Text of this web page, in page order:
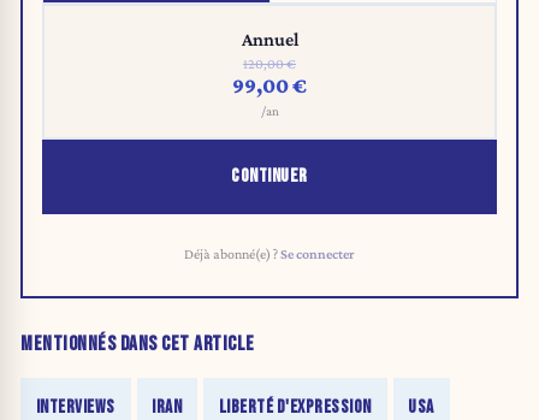
Annuel
120,00 €
99,00 €
/an
CONTINUER
Déjà abonné(e) ?Se connecter
MENTIONNÉS DANS CET ARTICLE
INTERVIEWS IRAN LIBERTÉ D'EXPRESSION USA